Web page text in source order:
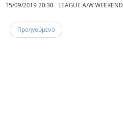
15/09/2019 20:30 LEAGUE A/W WEEKEND
Προηγούμενο